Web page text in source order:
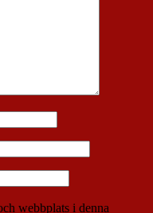
webbplats i denna